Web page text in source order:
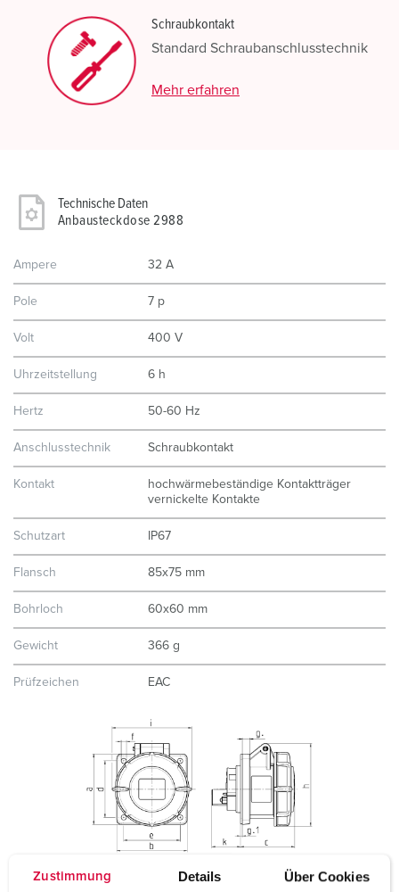
Zustimmung Details Über Cookies
Schraubkontakt
Standard Schraubanschlusstechnik
Mehr erfahren
Technische Daten
Anbausteckdose 2988
Ampere 32 A
Pole 7 p
Volt 400 V
Uhrzeitstellung 6 h
Hertz 50-60 Hz
Anschlusstechnik Schraubkontakt
Kontakt
hochwärmebeständige Kontaktträger
vernickelte Kontakte
Schutzart IP67
Flansch 85x75 mm
Bohrloch 60x60 mm
Gewicht 366 g
Prüfzeichen EAC